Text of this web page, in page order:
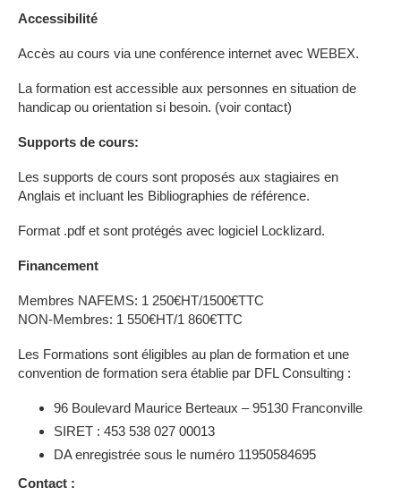
Accessibilité
Accès au cours via une conférence internet avec WEBEX.
La formation est accessible aux personnes en situation de
handicap ou orientation si besoin. (voir contact)
Supports de cours:
Les supports de cours sont proposés aux stagiaires en
Anglais et incluant les Bibliographies de référence.
Format .pdf et sont protégés avec logiciel Locklizard.
Financement
Membres NAFEMS: 1 250€HT/1500€TTC
NON-Membres: 1 550€HT/1 860€TTC
Les Formations sont éligibles au plan de formation et une
convention de formation sera établie par DFL Consulting :
96 Boulevard Maurice Berteaux – 95130 Franconville
SIRET : 453 538 027 00013
DA enregistrée sous le numéro 11950584695
Contact :